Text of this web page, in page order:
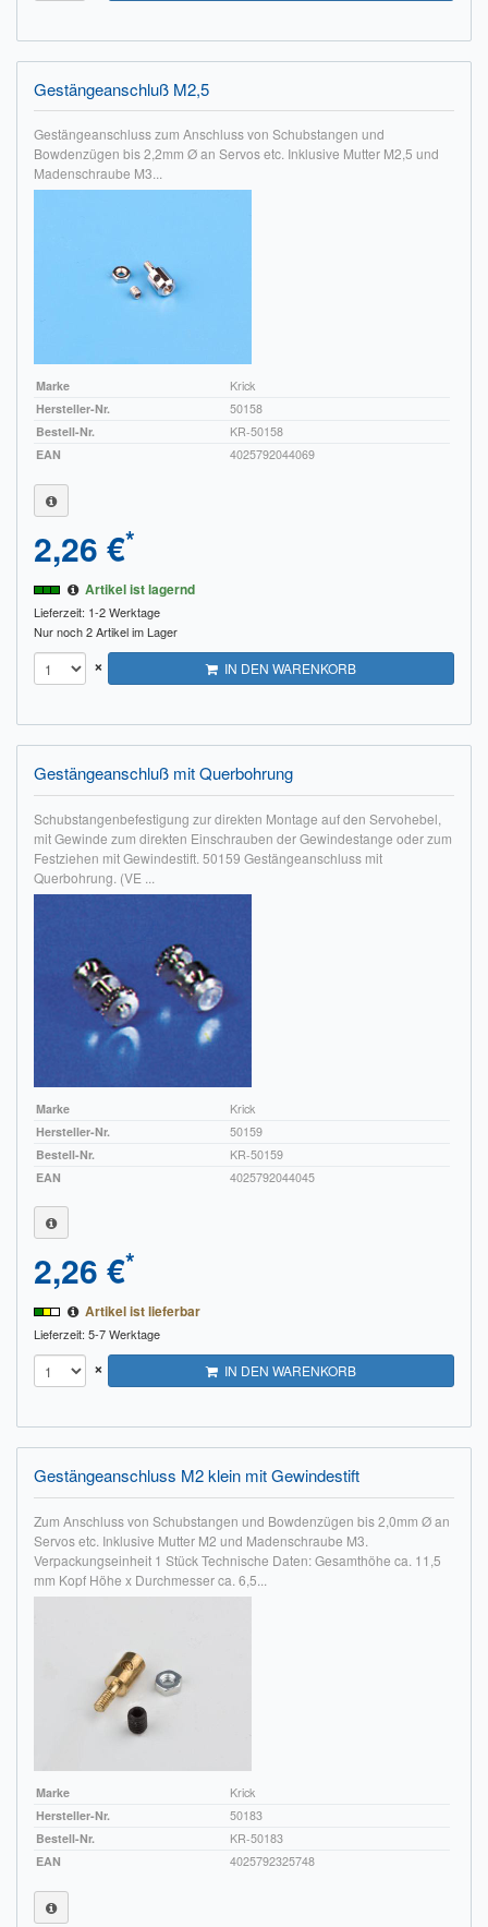
Gestängeanschluß M2,5
Gestängeanschluss zum Anschluss von Schubstangen und
Bowdenzügen bis 2,2mm Ø an Servos etc. Inklusive Mutter M2,5 und
Madenschraube M3...
Marke
Krick
Hersteller-Nr.
50158
Bestell-Nr.
KR-50158
EAN
4025792044069
2,26 €*
Artikel ist lagernd
Lieferzeit: 1-2 Werktage
Nur noch 2 Artikel im Lager
× IN DEN WARENKORB
Gestängeanschluß mit Querbohrung
Schubstangenbefestigung zur direkten Montage auf den Servohebel,
mit Gewinde zum direkten Einschrauben der Gewindestange oder zum
Festziehen mit Gewindestift. 50159 Gestängeanschluss mit
Querbohrung. (VE ...
Marke
Krick
Hersteller-Nr.
50159
Bestell-Nr.
KR-50159
EAN
4025792044045
2,26 €*
Artikel ist lieferbar
Lieferzeit: 5-7 Werktage
× IN DEN WARENKORB
Gestängeanschluss M2 klein mit Gewindestift
Zum Anschluss von Schubstangen und Bowdenzügen bis 2,0mm Ø an
Servos etc. Inklusive Mutter M2 und Madenschraube M3.
Verpackungseinheit 1 Stück Technische Daten: Gesamthöhe ca. 11,5
mm Kopf Höhe x Durchmesser ca. 6,5...
Marke
Krick
Hersteller-Nr.
50183
Bestell-Nr.
KR-50183
EAN
4025792325748